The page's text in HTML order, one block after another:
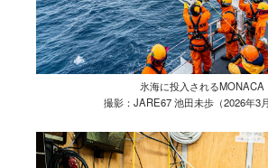
氷海に投入されるMONACA
撮影：JARE67 池田未歩（2026年3月